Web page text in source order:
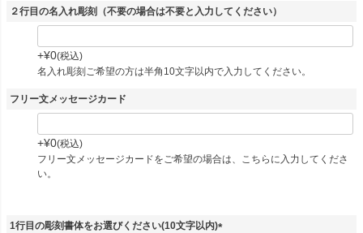
２行目の名入れ彫刻（不要の場合は不要と入力してください）
+¥0 税込
名入れ彫刻ご希望の方は半角10文字以内で入力してください。
フリー文メッセージカード
+¥0 税込
フリー文メッセージカードをご希望の場合は、こちらに入力してくださ
い。
1行目の彫刻書体をお選びください(10文字以内)